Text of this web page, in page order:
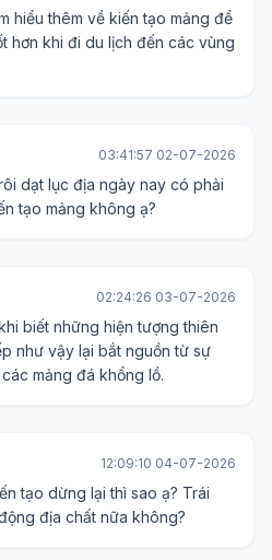
hiểu thêm về kiến tạo mảng để
hơn khi đi du lịch đến các vùng
03:41:57 02-07-2026
dạt lục địa ngày nay có phải
tạo mảng không ạ?
02:24:26 03-07-2026
biết những hiện tượng thiên
như vậy lại bắt nguồn từ sự
mảng đá khổng lồ.
12:09:10 04-07-2026
tạo dừng lại thì sao ạ? Trái
địa chất nữa không?